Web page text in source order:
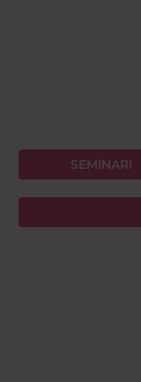
SEMINARI